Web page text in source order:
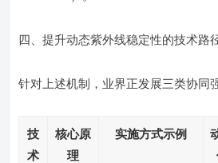
四、提升动态紫外线稳定性的技术路
针对上述机制，业界正发展三类协同
技
术
核心原
理
实施方式示例